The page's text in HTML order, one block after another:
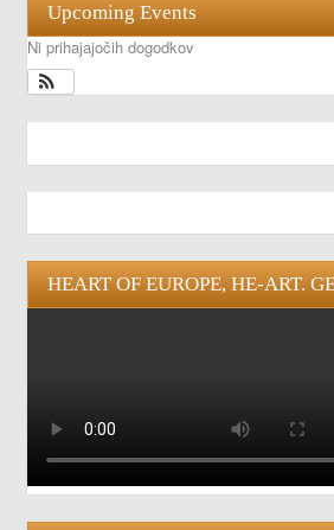
Upcoming Events
Ni prihajajočih dogodkov
HEART OF EUROPE, HE-ART.